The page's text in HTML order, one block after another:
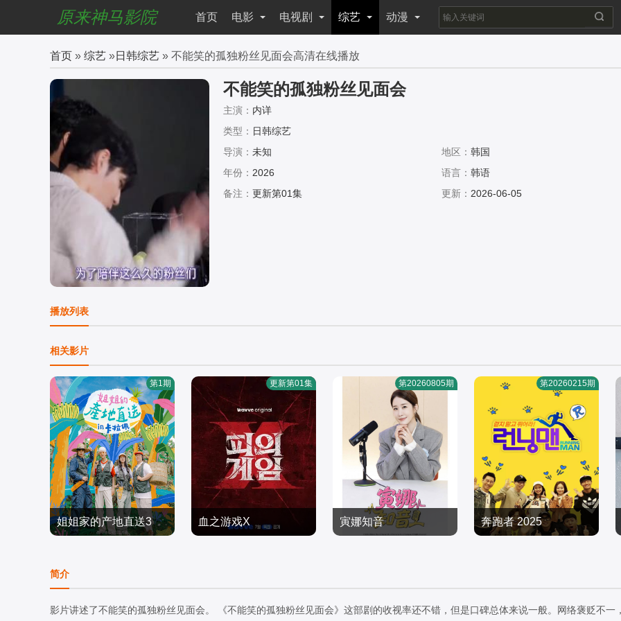
原来神马影院 首页 电影 电视剧 综艺 动漫
首页 » 综艺 »日韩综艺 » 不能笑的孤独粉丝见面会高清在线播放
不能笑的孤独粉丝见面会
主演： 内详
类型： 日韩综艺
导演： 未知 地区： 韩国
年份： 2026 语言： 韩语
备注： 更新第01集 更新： 2026-06-05
播放列表
相关影片
姐姐家的产地直送3
日韩综艺
2026/韩国
第1期
血之游戏X
2026/韩国
更新第01集
寅娜知音
2026/韩国
第20260805期
奔跑者 2025
建,全昭旻,梁世灿,池艺恩
2025/韩国
第20260215期
简介
影片讲述了不能笑的孤独粉丝见面会。 《不能笑的孤独粉丝见面会》这部剧的收视率还不错，但是口碑总体来说一般。网络褒贬不